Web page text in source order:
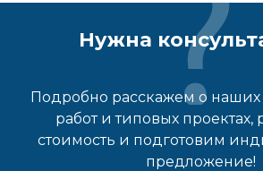
Нужна
Подробно расскажем о наших
работ и типовых проектах,
стоимость и подготовим
предложение!